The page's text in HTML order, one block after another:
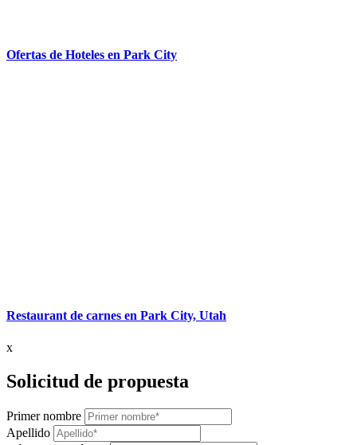
Ofertas de Hoteles en Park City
Restaurant de carnes en Park City, Utah
x
Solicitud de propuesta
Primer nombre
Apellido